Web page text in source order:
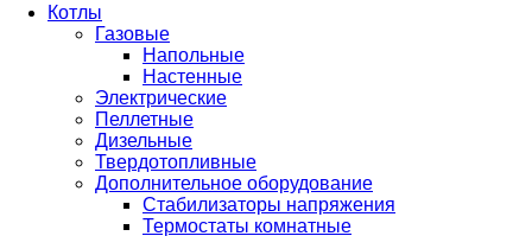
Котлы
Газовые
Напольные
Настенные
Электрические
Пеллетные
Дизельные
Твердотопливные
Дополнительное оборудование
Стабилизаторы напряжения
Термостаты комнатные